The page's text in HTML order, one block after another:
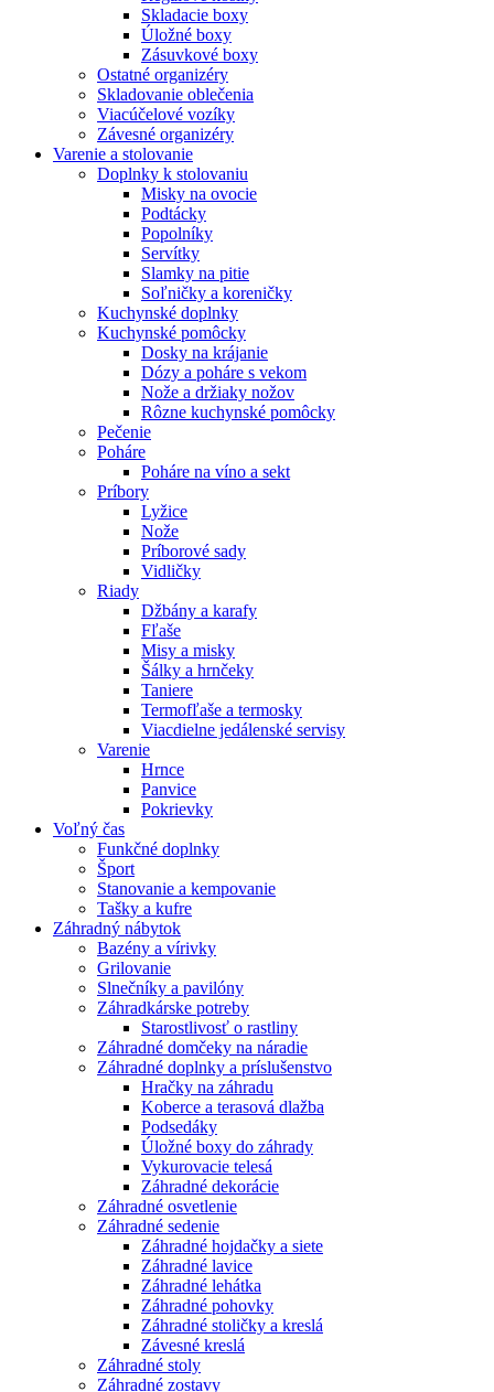
Skladacie boxy
Úložné boxy
Zásuvkové boxy
Ostatné organizéry
Skladovanie oblečenia
Viacúčelové vozíky
Závesné organizéry
Varenie a stolovanie
Doplnky k stolovaniu
Misky na ovocie
Podtácky
Popolníky
Servítky
Slamky na pitie
Soľničky a koreničky
Kuchynské doplnky
Kuchynské pomôcky
Dosky na krájanie
Dózy a poháre s vekom
Nože a držiaky nožov
Rôzne kuchynské pomôcky
Pečenie
Poháre
Poháre na víno a sekt
Príbory
Lyžice
Nože
Príborové sady
Vidličky
Riady
Džbány a karafy
Fľaše
Misy a misky
Šálky a hrnčeky
Taniere
Termofľaše a termosky
Viacdielne jedálenské servisy
Varenie
Hrnce
Panvice
Pokrievky
Voľný čas
Funkčné doplnky
Šport
Stanovanie a kempovanie
Tašky a kufre
Záhradný nábytok
Bazény a vírivky
Grilovanie
Slnečníky a pavilóny
Záhradkárske potreby
Starostlivosť o rastliny
Záhradné domčeky na náradie
Záhradné doplnky a príslušenstvo
Hračky na záhradu
Koberce a terasová dlažba
Podsedáky
Úložné boxy do záhrady
Vykurovacie telesá
Záhradné dekorácie
Záhradné osvetlenie
Záhradné sedenie
Záhradné hojdačky a siete
Záhradné lavice
Záhradné lehátka
Záhradné pohovky
Záhradné stoličky a kreslá
Závesné kreslá
Záhradné stoly
Záhradné zostavy